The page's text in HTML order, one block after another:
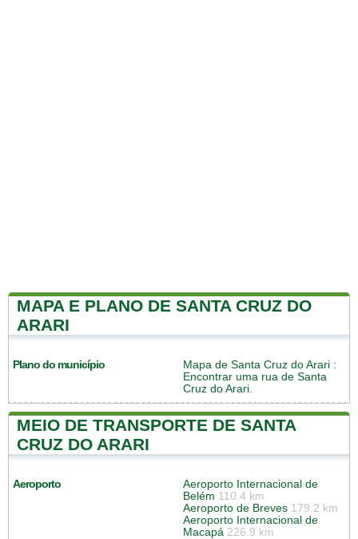
MAPA E PLANO DE SANTA CRUZ DO
ARARI
Plano do município Mapa de Santa Cruz do Arari :
Encontrar uma rua de Santa
Cruz do Arari.
MEIO DE TRANSPORTE DE SANTA
CRUZ DO ARARI
Aeroporto
Aeroporto Internacional de
Belém 110.4 km
Aeroporto de Breves 179.2 km
Aeroporto Internacional de
Macapá 226.9 km